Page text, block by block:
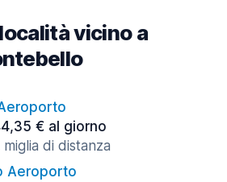
vicino a
€ al giorno
di distanza
Aeroporto